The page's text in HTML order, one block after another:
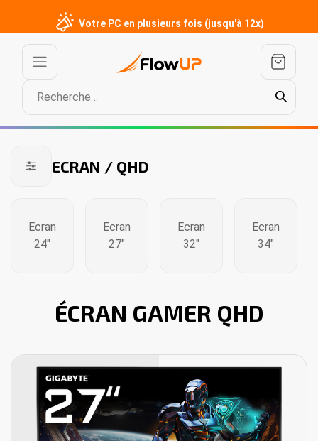
Votre PC en plusieurs fois (jusqu'à 12x)
ECRAN / QHD
Ecran
24"
Ecran
27"
Ecran
32"
Ecran
34"
ÉCRAN GAMER QHD